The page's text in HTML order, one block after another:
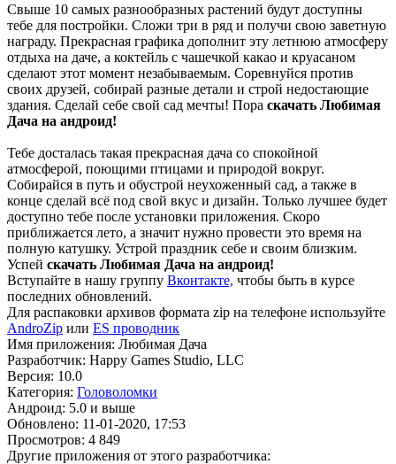
Свыше 10 самых разнообразных растений будут доступны
тебе для постройки. Сложи три в ряд и получи свою заветную
награду. Прекрасная графика дополнит эту летнюю атмосферу
отдыха на даче, а коктейль с чашечкой какао и круасаном
сделают этот момент незабываемым. Соревнуйся против
своих друзей, собирай разные детали и строй недостающие
здания. Сделай себе свой сад мечты! Пора скачать Любимая
Дача на андроид!
Тебе досталась такая прекрасная дача со спокойной
атмосферой, поющими птицами и природой вокруг.
Собирайся в путь и обустрой неухоженный сад, а также в
конце сделай всё под свой вкус и дизайн. Только лучшее будет
доступно тебе после установки приложения. Скоро
приближается лето, а значит нужно провести это время на
полную катушку. Устрой праздник себе и своим близким.
Успей скачать Любимая Дача на андроид!
Вступайте в нашу группу Вконтакте, чтобы быть в курсе
последних обновлений.
Для распаковки архивов формата zip на телефоне используйте
AndroZip или ES проводник
Имя приложения: Любимая Дача
Разработчик: Happy Games Studio, LLC
Версия: 10.0
Категория: Головоломки
Андроид: 5.0 и выше
Обновлено: 11-01-2020, 17:53
Просмотров: 4 849
Другие приложения от этого разработчика: